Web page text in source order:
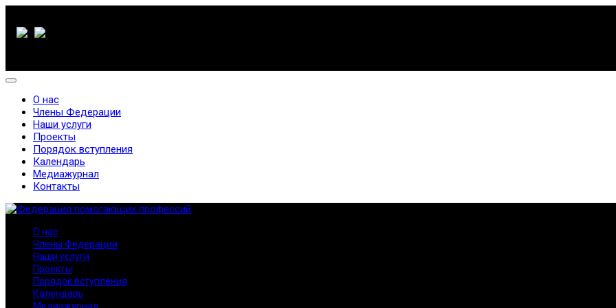
О нас
Члены Федерации
Наши услуги
Проекты
Порядок вступления
Календарь
Медиажурнал
Контакты
О нас
Члены Федерации
Наши услуги
Проекты
Порядок вступления
Календарь